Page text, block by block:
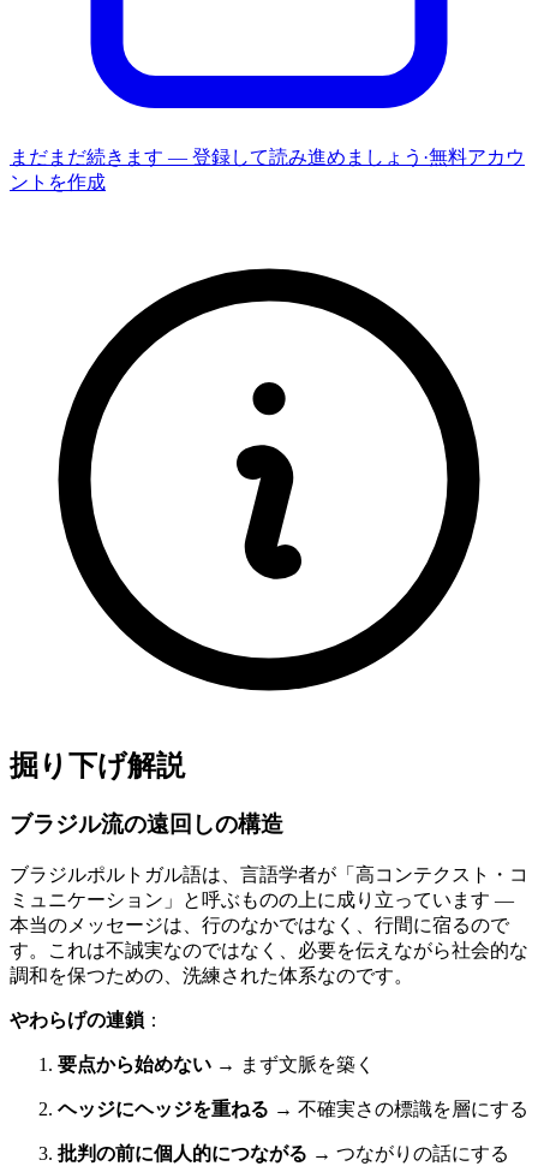
まだまだ続きます — 登録して読み進めましょう ·無料アカウ
ントを作成
掘り下げ解説
ブラジル流の遠回しの構造
ブラジルポルトガル語は、言語学者が「高コンテクスト・コ
ミュニケーション」と呼ぶものの上に成り立っています —
本当のメッセージは、行のなかではなく、行間に宿るので
す。これは不誠実なのではなく、必要を伝えながら社会的な
調和を保つための、洗練された体系なのです。
やわらげの連鎖 ：
要点から始めない → まず文脈を築く
ヘッジにヘッジを重ねる → 不確実さの標識を層にする
批判の前に個人的につながる → つながりの話にする